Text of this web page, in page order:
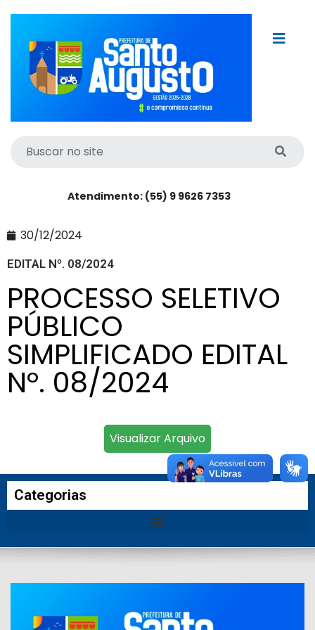
Atendimento: (55) 9 9626 7353
30/12/2024
EDITAL Nº. 08/2024
PROCESSO SELETIVO
PÚBLICO
SIMPLIFICADO EDITAL
Nº. 08/2024
Visualizar Arquivo
Categorias